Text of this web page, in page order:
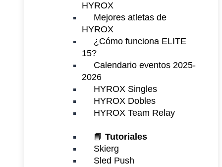
HYROX
Mejores atletas de
HYROX
¿Cómo funciona ELITE
15?
Calendario eventos 2025-
2026
HYROX Singles
HYROX Dobles
HYROX Team Relay
📘 Tutoriales
Skierg
Sled Push